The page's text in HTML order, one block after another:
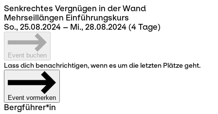
Senkrechtes Vergnügen in der Wand
Mehrseillängen Einführungskurs
So., 25.08.2024 – Mi., 28.08.2024 (4 Tage)
Event buchen
Lass dich benachrichtigen, wenn es um die letzten Plätze geht.
Event vormerken
Bergführer*in